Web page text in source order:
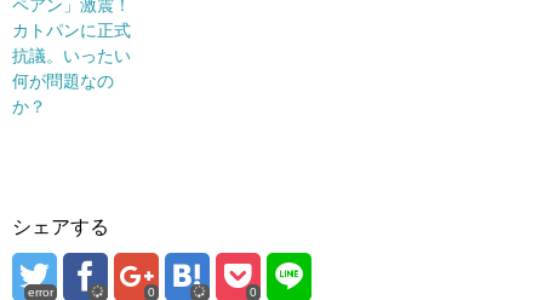
ペアン」激震！
カトパンに正式
抗議。いったい
何が問題なの
か？
シェアする
error 0 0